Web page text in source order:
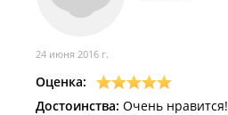
24 июня 2016 г.
Оценка:
Достоинства: Очень нравится!